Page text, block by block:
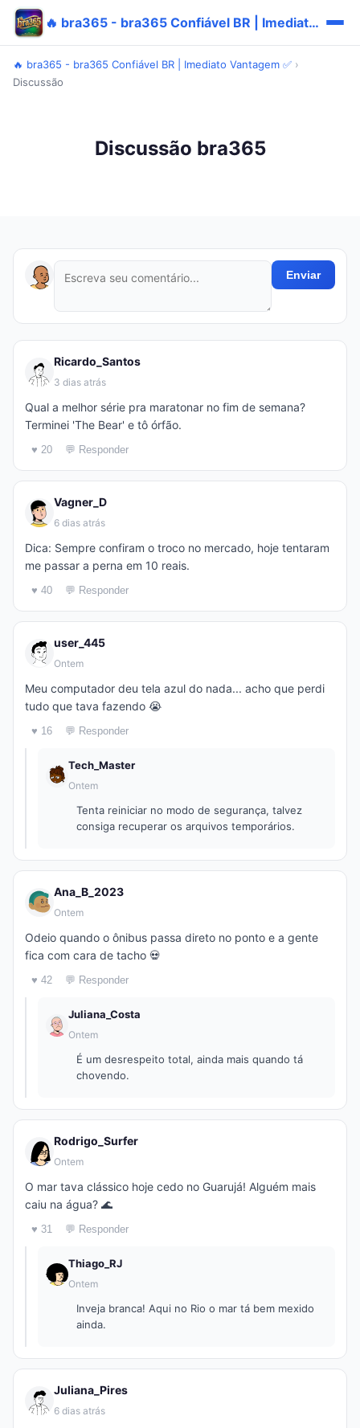
🔥 bra365 - bra365 Confiável BR | Imediato Vantagem ✅
🔥 bra365 - bra365 Confiável BR | Imediato Vantagem ✅ ›
Discussão
Discussão bra365
Enviar
Ricardo_Santos
3 dias atrás
Qual a melhor série pra maratonar no fim de semana?
Terminei 'The Bear' e tô órfão.
♥ 20 💬 Responder
Vagner_D
6 dias atrás
Dica: Sempre confiram o troco no mercado, hoje tentaram
me passar a perna em 10 reais.
♥ 40 💬 Responder
user_445
Ontem
Meu computador deu tela azul do nada... acho que perdi
tudo que tava fazendo 😭
♥ 16 💬 Responder
Tech_Master
Ontem
Tenta reiniciar no modo de segurança, talvez
consiga recuperar os arquivos temporários.
Ana_B_2023
Ontem
Odeio quando o ônibus passa direto no ponto e a gente
fica com cara de tacho 💀
♥ 42 💬 Responder
Juliana_Costa
Ontem
É um desrespeito total, ainda mais quando tá
chovendo.
Rodrigo_Surfer
Ontem
O mar tava clássico hoje cedo no Guarujá! Alguém mais
caiu na água? 🌊
♥ 31 💬 Responder
Thiago_RJ
Ontem
Inveja branca! Aqui no Rio o mar tá bem mexido
ainda.
Juliana_Pires
6 dias atrás